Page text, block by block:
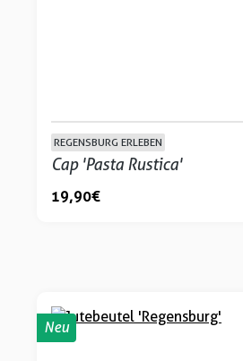
REGENSBURG ERLEBEN
Cap 'Pasta Rustica'
19,90 €
Neu